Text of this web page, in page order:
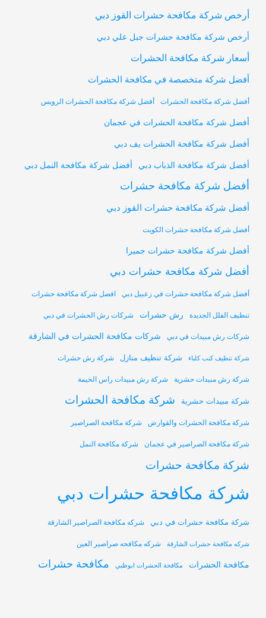
أرخص شركة مكافحة حشرات القوز دبي
أرخص شركة مكافحة حشرات جبل علي دبي
أسعار شركة مكافحة الحشرات
أفضل شركة متخصصة في مكافحة الحشرات
أفضل شركة مكافحة الحشرات أفضل شركة مكافحة الحشرات الرويس
أفضل شركة مكافحة الحشرات في عجمان
أفضل شركة مكافحة الحشرات يف دبي
أفضل شركة مكافحة الذباب دبي أفضل شركة مكافحة النمل دبي
أفضل شركة مكافحة حشرات
أفضل شركة مكافحة حشرات القوز دبي
أفضل شركة مكافحة حشرات الكويت
أفضل شركة مكافحة حشرات جميرا
أفضل شركة مكافحة حشرات دبي
أفضل شركة مكافحة حشرات في زعبيل دبي افضل شركة مكافحة حشرات
تنظيف الفلل الجديدة رش حشرات شركات رش الحشرات في دبي
شركات رش مبيدات في دبي شركات مكافحة الحشرات في الشارقة
شركة تنظيف كنب كلباء شركة تنظيف منازل شركة رش حشرات
شركة رش مبيدات حشرية شركة رش مبيدات راس الخيمة
شركة مبيدات حشرية شركة مكافحة الحشرات
شركة مكافحة الحشرات والقوارض شركة مكافحة الصراصير
شركة مكافحة الصراصير في عجمان شركة مكافحة النمل
شركة مكافحة حشرات
شركة مكافحة حشرات دبي
شركة مكافحة حشرات في دبي شركه مكافحة الصراصير الشارقة
شركه مكافحة حشرات الشارقة شركه مكافحه صراصير العين
مكافحة الحشرات مكافحة الحشرات ابوظبي مكافحة حشرات